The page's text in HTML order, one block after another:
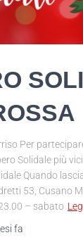
Per
Solidale più
Quando
53, Cusano
– sabato
fa